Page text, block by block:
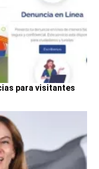
para visitantes